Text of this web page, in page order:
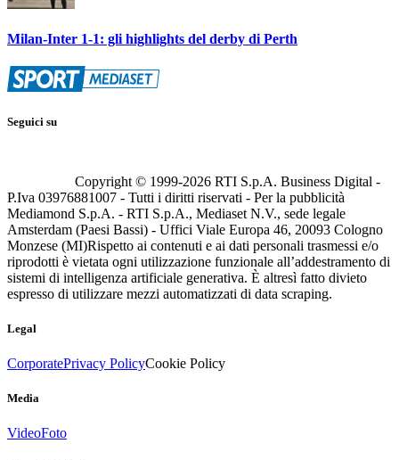
Milan-Inter 1-1: gli highlights del derby di Perth
Seguici su
Copyright © 1999-2026 RTI S.p.A. Business Digital -
P.Iva 03976881007 - Tutti i diritti riservati - Per la pubblicità
Mediamond S.p.A. - RTI S.p.A., Mediaset N.V., sede legale
Amsterdam (Paesi Bassi) - Uffici Viale Europa 46, 20093 Cologno
Monzese (MI)Rispetto ai contenuti e ai dati personali trasmessi e/o
riprodotti è vietata ogni utilizzazione funzionale all’addestramento di
sistemi di intelligenza artificiale generativa. È altresì fatto divieto
espresso di utilizzare mezzi automatizzati di data scraping.
Legal
CorporatePrivacy PolicyCookie Policy
Media
VideoFoto